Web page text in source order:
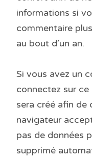
informations si
commentaire
au bout d’un an.
Si vous avez un
connectez sur
sera créé afin de
navigateur
pas de données
supprimé